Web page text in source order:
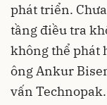
phát triển.
tầng điều tra
không thể phát
ông Ankur
vấn Technopak.